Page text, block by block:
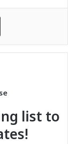
Share via Email
list to